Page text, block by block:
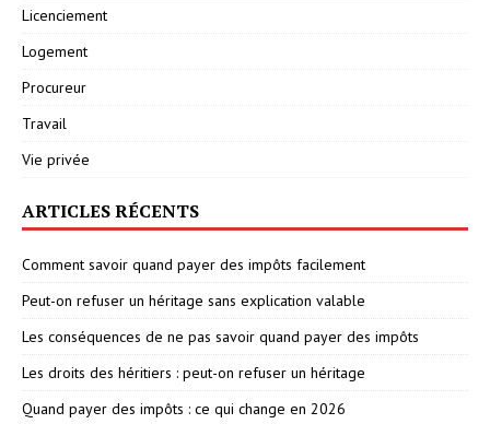
Licenciement
Logement
Procureur
Travail
Vie privée
ARTICLES RÉCENTS
Comment savoir quand payer des impôts facilement
Peut-on refuser un héritage sans explication valable
Les conséquences de ne pas savoir quand payer des impôts
Les droits des héritiers : peut-on refuser un héritage
Quand payer des impôts : ce qui change en 2026